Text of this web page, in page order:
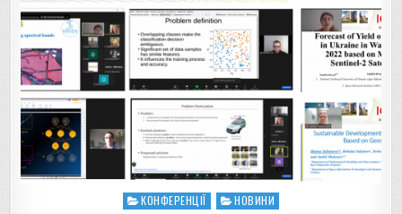
Posted
КОНФЕРЕНЦІЇ НОВИНИ